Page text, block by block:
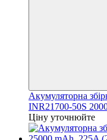
Акумуляторна
INR21700-50S
Ціну уточнюйте